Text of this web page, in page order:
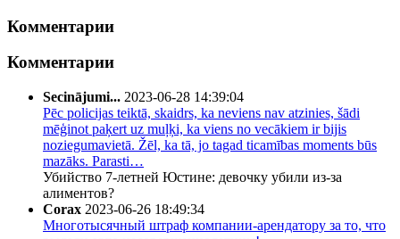
Комментарии
Комментарии
Secinājumi... 2023-06-28 14:39:04
Pēc policijas teiktā, skaidrs, ka neviens nav atzinies, šādi
mēģinot paķert uz muļķi, ka viens no vecākiem ir bijis
noziegumavietā. Žēl, ka tā, jo tagad ticamības moments būs
mazāks. Parasti…
Убийство 7-летней Юстине: девочку убили из-за
алиментов?
Corax 2023-06-26 18:49:34
Многотысячный штраф компании-арендатору за то, что